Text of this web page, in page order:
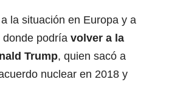
la situación en Europa y a
podría volver a la
Trump, quien sacó a
nuclear en 2018 y